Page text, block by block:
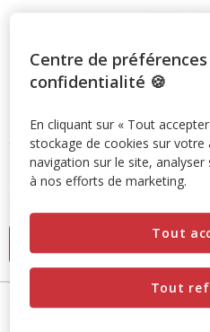
Gotoo- Collier Essentials en
étoiles
4.8(16)
Prix
2.99€
à
6.99€
2.99€-6.99€
Ajouter
Centre de
confidentialité 🍪
En cliquant sur « Tout
stockage de cookies sur
navigation sur le site,
à nos efforts de marketing.
Tout
Tout